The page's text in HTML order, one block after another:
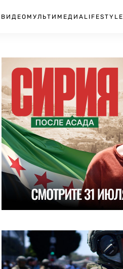
ВИДЕО МУЛЬТИМЕДИА LIFESTYLE